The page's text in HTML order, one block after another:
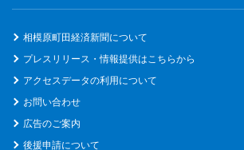
相模原町田経済新聞について
プレスリリース・情報提供はこちらから
アクセスデータの利用について
お問い合わせ
広告のご案内
後援申請について